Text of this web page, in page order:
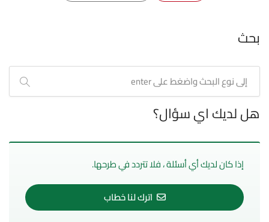
بحث
هل لديك اي سؤال؟
إذا كان لديك أي أسئلة ، فلا تتردد في طرحها.
اترك لنا خطاب